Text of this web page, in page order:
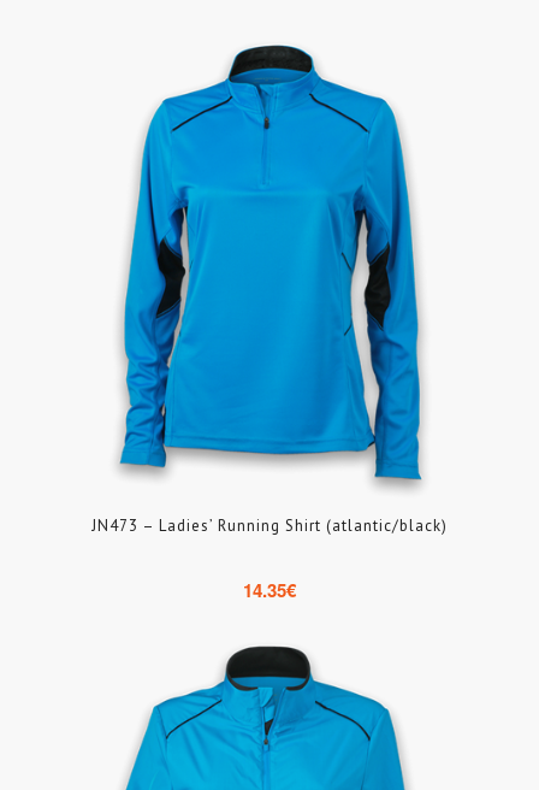
JN473 – Ladies’ Running Shirt (atlantic/black)
14.35€